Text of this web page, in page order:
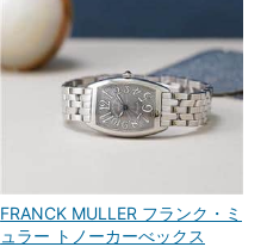
FRANCK MULLER フランク・ミ
ュラー トノーカーべックス